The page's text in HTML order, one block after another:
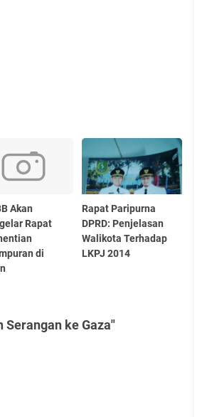
Akan
Rapat
di
Rapat Paripurna
DPRD: Penjelasan
Walikota Terhadap
LKPJ 2014
ke Gaza"